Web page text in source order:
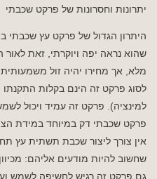
יתרונות וחסרונות של פרקט שכבתי
היתרון הגדול של פרקט עץ שכבתי
שהוא נראה יפה ויוקרתי, זאת
מלא, אך מחירו יהיה זול
לסוג פרקט זה הינם בקלות
למינציה). פרקט זה עמיד ויכול
פרקט שכבתי דק במיוחד במידת
אין צורך ליצור שכבת תשתית עץ
שחשוב להיות מודעים אליהם:
גם פרקט זה רגיש לחשיפה לשמש